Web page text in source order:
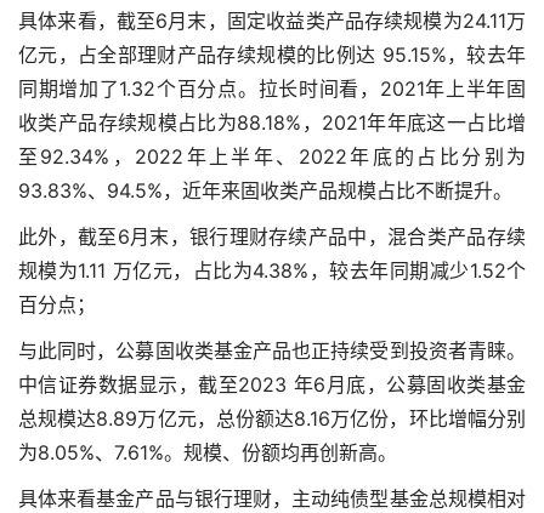
具体来看，截至6月末，固定收益类产品存续规模为24.11万
亿元，占全部理财产品存续规模的比例达 95.15%，较去年
同期增加了1.32个百分点。拉长时间看，2021年上半年固
收类产品存续规模占比为88.18%，2021年年底这一占比增
至92.34%，2022年上半年、2022年底的占比分别为
93.83%、94.5%，近年来固收类产品规模占比不断提升。
此外，截至6月末，银行理财存续产品中，混合类产品存续
规模为1.11 万亿元，占比为4.38%，较去年同期减少1.52个
百分点；
与此同时，公募固收类基金产品也正持续受到投资者青睐。
中信证券数据显示，截至2023 年6月底，公募固收类基金
总规模达8.89万亿元，总份额达8.16万亿份，环比增幅分别
为8.05%、7.61%。规模、份额均再创新高。
具体来看基金产品与银行理财，主动纯债型基金总规模相对